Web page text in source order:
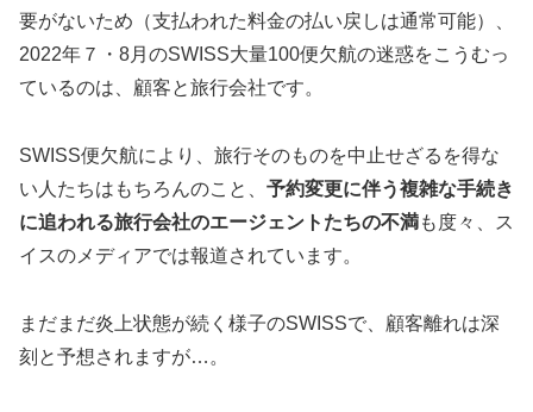
要がないため（支払われた料金の払い戻しは通常可能）、
2022年７・8月のSWISS大量100便欠航の迷惑をこうむっ
ているのは、顧客と旅行会社です。
SWISS便欠航により、旅行そのものを中止せざるを得な
い人たちはもちろんのこと、 予約変更に伴う複雑な手続き
に追われる旅行会社のエージェントたちの不満も度々、ス
イスのメディアでは報道されています。
まだまだ炎上状態が続く様子のSWISSで、顧客離れは深
刻と予想されますが…。